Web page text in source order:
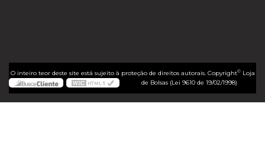
O inteiro teor deste site está sujeito à proteção de direitos autorais. Copyright©Loja
de Bolsas (Lei 9610 de 19/02/1998)